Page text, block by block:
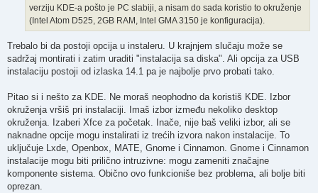
verziju KDE-a pošto je PC slabiji, a nisam do sada koristio to okruženje
(Intel Atom D525, 2GB RAM, Intel GMA 3150 je konfiguracija).
Trebalo bi da postoji opcija u instaleru. U krajnjem slučaju može se
sadržaj montirati i zatim uraditi "instalacija sa diska". Ali opcija za USB
instalaciju postoji od izlaska 14.1 pa je najbolje prvo probati tako.
Pitao si i nešto za KDE. Ne moraš neophodno da koristiš KDE. Izbor
okruženja vršiš pri instalaciji. Imaš izbor između nekoliko desktop
okruženja. Izaberi Xfce za početak. Inače, nije baš veliki izbor, ali se
naknadne opcije mogu instalirati iz trećih izvora nakon instalacije. To
uključuje Lxde, Openbox, MATE, Gnome i Cinnamon. Gnome i Cinnamon
instalacije mogu biti prilično intruzivne: mogu zameniti značajne
komponente sistema. Obično ovo funkcioniše bez problema, ali bolje biti
oprezan.